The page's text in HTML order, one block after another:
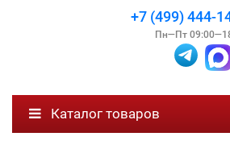
+7 (499) 444-
Пн—Пт
Каталог товаров